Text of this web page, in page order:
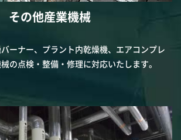
その他産業機械
ーナー、プラント内乾燥機、エアコンプレ
の点検・整備・修理に対応いたします。